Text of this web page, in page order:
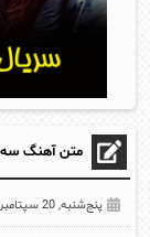
متن آهنگ سه
پنج‌شنبه, 20 سپتامبر 2018